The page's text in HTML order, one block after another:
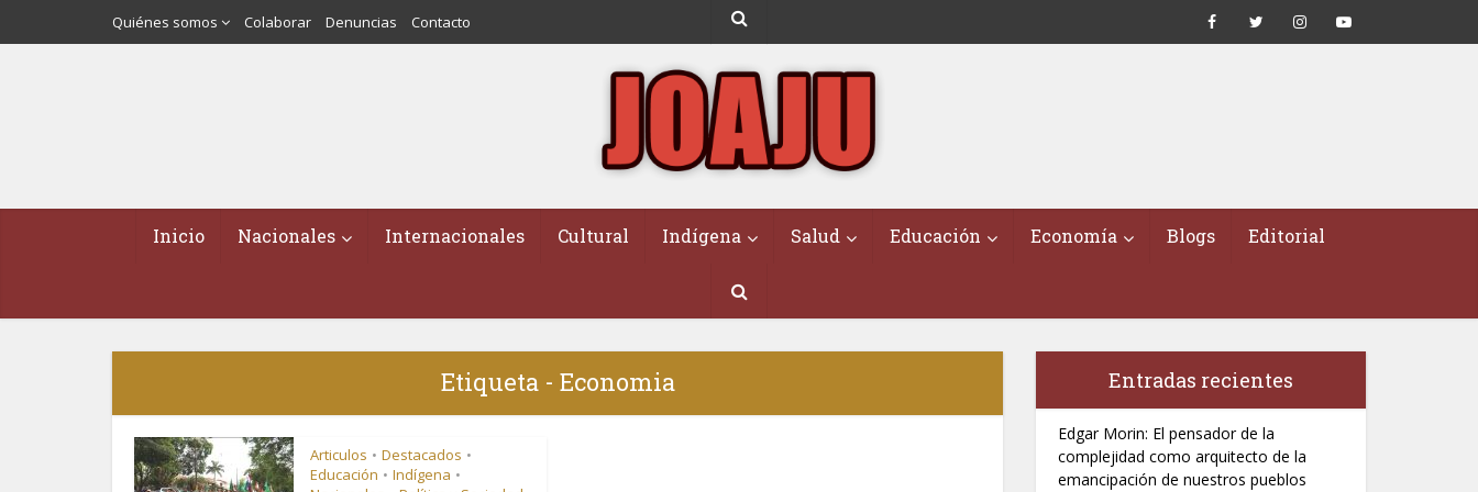
Quiénes somos Colaborar Denuncias Contacto
Inicio Nacionales Internacionales Cultural Indígena Salud Educación Economía Blogs Editorial
Etiqueta - Economia
Articulos • Destacados •
Educación • Indígena •
Entradas recientes
Edgar Morin: El pensador de la
complejidad como arquitecto de la
emancipación de nuestros pueblos